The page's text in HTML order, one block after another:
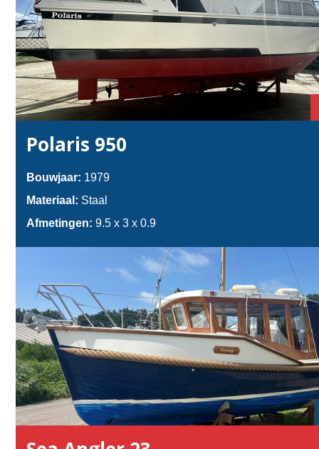
Polaris 950
Bouwjaar: 1979
Materiaal: Staal
Afmetingen: 9.5 x 3 x 0.9